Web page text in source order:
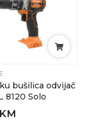
bušilica odvijač
8120 Solo